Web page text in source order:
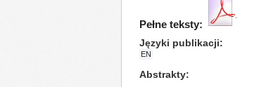
Pełne teksty:
Języki publikacji
EN
Abstrakty